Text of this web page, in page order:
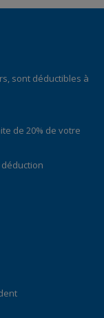
sont déductibles à
de 20% de votre
déduction